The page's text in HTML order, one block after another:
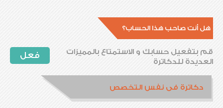
هل أنت صاحب هذا الحساب؟
فعل
قم بتفعيل حسابك و الاستمتاع بالمميزات
العديدة للدكاترة
دكاترة فى نفس التخصص